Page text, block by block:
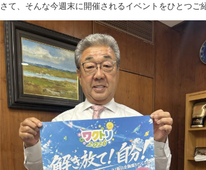
さて、そんな今週末に開催されるイベントをひとつご